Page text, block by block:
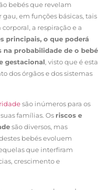
bebés que revelam
em funções básicas, tais
a respiração e a
principais, o que poderá
probabilidade de o bebé
gestacional, visto que é esta
dos órgãos e dos sistemas
são inúmeros para os
famílias. Os riscos e
são diversos, mas
bebés evoluem
que interfiram
crescimento e